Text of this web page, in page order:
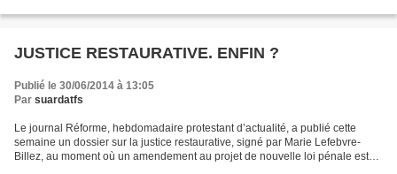
JUSTICE RESTAURATIVE. ENFIN ?
Publié le 30/06/2014 à 13:05
Par suardatfs
Le journal Réforme, hebdomadaire protestant d’actualité, a publié cette
semaine un dossier sur la justice restaurative, signé par Marie Lefebvre-
Billez, au moment où un amendement au projet de nouvelle loi pénale est